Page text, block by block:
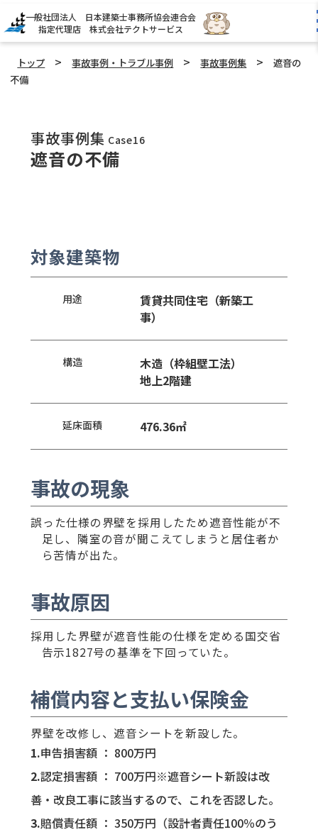
一般社団法人 日本建築士事務所協会連合会
指定代理店 株式会社テクトサービス
トップ > 事故事例・トラブル事例 > 事故事例集 >
遮音の
不備
事故事例集 Case16
遮音の不備
対象建築物
用途
賃貸共同住宅（新築工
事）
構造
木造（枠組壁工法）
地上2階建
延床面積 476.36㎡
事故の現象
誤った仕様の界壁を採用したため遮音性能が不
足し、隣室の音が聞こえてしまうと居住者か
ら苦情が出た。
事故原因
採用した界壁が遮音性能の仕様を定める国交省
告示1827号の基準を下回っていた。
補償内容と支払い保険金
界壁を改修し、遮音シートを新設した。
申告損害額 ： 800万円
認定損害額 ： 700万円※遮音シート新設は改
善・改良工事に該当するので、これを否認した。
賠償責任額 ： 350万円（設計者責任100％のう